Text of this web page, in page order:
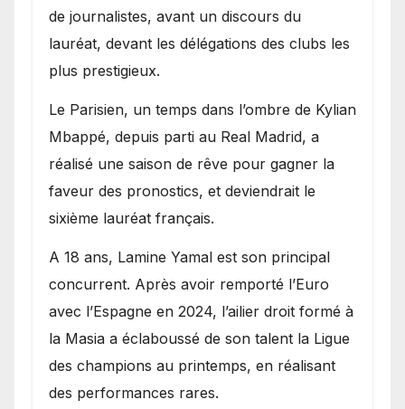
de journalistes, avant un discours du
lauréat, devant les délégations des clubs les
plus prestigieux.
Le Parisien, un temps dans l’ombre de Kylian
Mbappé, depuis parti au Real Madrid, a
réalisé une saison de rêve pour gagner la
faveur des pronostics, et deviendrait le
sixième lauréat français.
A 18 ans, Lamine Yamal est son principal
concurrent. Après avoir remporté l’Euro
avec l’Espagne en 2024, l’ailier droit formé à
la Masia a éclaboussé de son talent la Ligue
des champions au printemps, en réalisant
des performances rares.